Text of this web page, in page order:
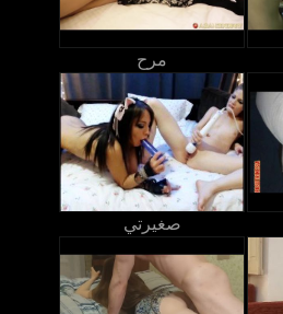
مرح
صغيرتي